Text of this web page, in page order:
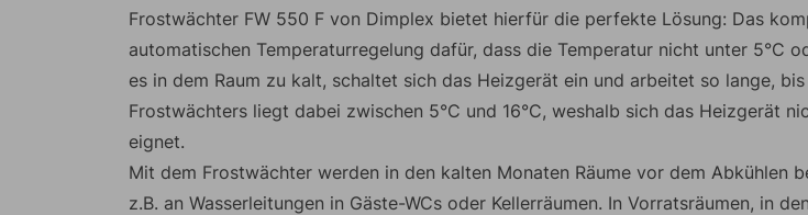
Frostwächter FW 550 F von Dimplex bietet hierfür die perfekte Lösung: Das
automatischen Temperaturregelung dafür, dass die Temperatur nicht unter 5°C
es in dem Raum zu kalt, schaltet sich das Heizgerät ein und arbeitet so lange,
Frostwächters liegt dabei zwischen 5°C und 16°C, weshalb sich das Heizgerät
eignet.
Mit dem Frostwächter werden in den kalten Monaten Räume vor dem Abkühlen
z.B. an Wasserleitungen in Gäste-WCs oder Kellerräumen. In Vorratsräumen, in